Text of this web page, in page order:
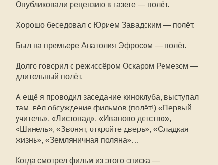
Опубликовали рецензию в газете — полёт.
Хорошо беседовал с Юрием Завадским — полёт.
Был на премьере Анатолия Эфросом — полёт.
Долго говорил с режиссёром Оскаром Ремезом —
длительный полёт.
А ещё я проводил заседание киноклуба, выступал
там, вёл обсуждение фильмов (полёт!) «Первый
учитель», «Листопад», «Иваново детство»,
«Шинель», «Звонят, откройте дверь», «Сладкая
жизнь», «Земляничная поляна»…
Когда смотрел фильм из этого списка —